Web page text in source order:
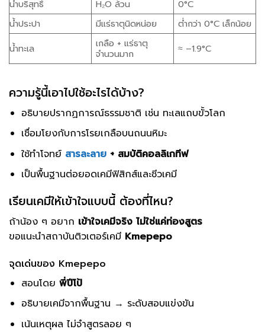
น้ำบริสุทธิ์ H₂O ล้วน
0°C
น้ำประปา
มีแร่ธาตุนิดหน่อย
ต่ำกว่า 0°C เล็กน้อย
น้ำทะเล
เกลือ + แร่ธาตุ
จำนวนมาก
≈ –1.9°C
ความรู้นี้เอาไปใช้อะไรได้บ้าง?
อธิบายปรากฏการณ์ธรรมชาติ เช่น ทะเลแถบขั้วโลก
เชื่อมโยงกับการโรยเกลือบนถนนหิมะ
ใช้ทำโจทย์ สารละลาย+ สมบัติคอลลิเกทีฟ
เป็นพื้นฐานต่อยอดเคมีฟิสิกส์และชีวเคมี
เรียนเคมีให้เข้าใจแบบนี้ ต้องที่ไหน?
ถ้าน้อง ๆ อยาก เข้าใจเคมีจริง ไม่ใช่แค่ท่องสูตร
ขอแนะนำสถาบันติวเตอร์เคมี Kmepepo
จุดเด่นของ Kmepepo
สอนโดย พี่ปีโป้
อธิบายเคมีจากพื้นฐาน → ระดับสอบแข่งขัน
เน้นเหตุผล ไม่จำสูตรลอย ๆ